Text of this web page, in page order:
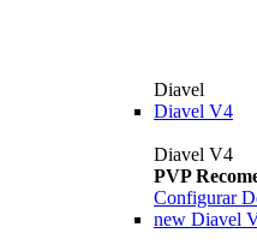
Diavel
Diavel V4
Diavel V4
PVP
Configurar
new Diavel